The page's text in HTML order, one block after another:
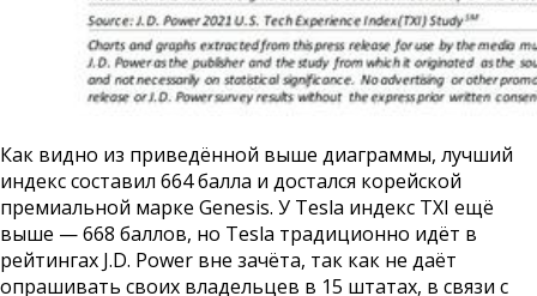
Как видно из приведённой выше диаграммы, лучший
индекс составил 664 балла и достался корейской
премиальной марке Genesis. У Tesla индекс TXI ещё
выше — 668 баллов, но Tesla традиционно идёт в
рейтингах J.D. Power вне зачёта, так как не даёт
опрашивать своих владельцев в 15 штатах, в связи с